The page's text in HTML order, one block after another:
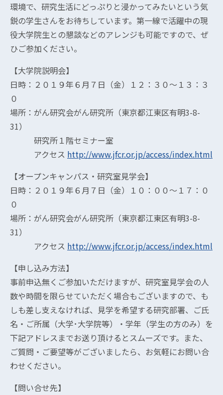
環境で、研究生活にどっぷりと浸かってみたいという気
鋭の学生さんをお待ちしています。第一線で活躍中の現
役大学院生との懇談などのアレンジも可能ですので、ぜ
ひご参加ください。
【大学院説明会】
日時：２０１９年６月７日（金）１２：３０～１３：３
０
場所：がん研究会がん研究所（東京都江東区有明3-8-
31）
研究所１階セミナー室
アクセス http://www.jfcr.or.jp/access/index.html
【オープンキャンパス・研究室見学会】
日時：２０１９年６月７日（金）１０：００～１７：０
０
場所：がん研究会がん研究所（東京都江東区有明3-8-
31）
アクセス http://www.jfcr.or.jp/access/index.html
【申し込み方法】
事前申込無くご参加いただけますが、研究室見学会の人
数や時間を限らせていただく場合もございますので、も
しも差し支えなければ、見学を希望する研究部署、ご氏
名・ご所属（大学･大学院等）・学年（学生の方のみ）を
下記アドレスまでお送り頂けるとスムーズです。また、
ご質問・ご要望等がございましたら、お気軽にお問い合
わせください。
【問い合せ先】